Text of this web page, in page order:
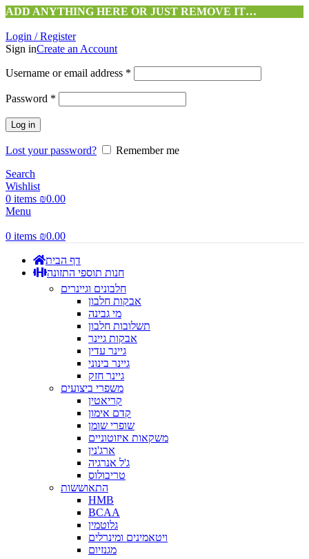
ADD ANYTHING HERE OR JUST REMOVE IT…
Login / Register
Sign inCreate an Account
Username or email address *
Password *
Log in
Lost your password?
Remember me
Search
Wishlist
0 items ₪0.00
Menu
0 items ₪0.00
דף הבית
חנות תוספי התזונה
חלבונים וגיינרים
אבקות חלבון
מי גבינה
תשלובות חלבון
אבקות גיינר
גיינר עדין
גיינר בינוני
גיינר חזק
משפרי ביצועים
קריאטין
קדם אימון
שופרי שומן
משקאות איזוטוניים
ארג'נין
ג'ל אנרגיה
טריבולוס
התאוששות
HMB
BCAA
גלוטמין
ויטאמינים ומינרלים
מגנזיום